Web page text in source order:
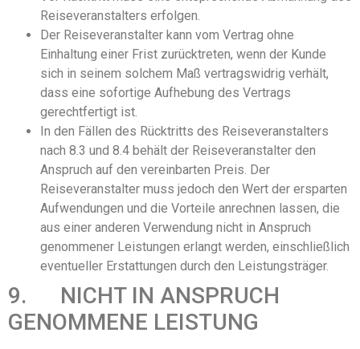
Reiseveranstalters erfolgen.
Der Reiseveranstalter kann vom Vertrag ohne
Einhaltung einer Frist zurücktreten, wenn der Kunde
sich in seinem solchem Maß vertragswidrig verhält,
dass eine sofortige Aufhebung des Vertrags
gerechtfertigt ist.
In den Fällen des Rücktritts des Reiseveranstalters
nach 8.3 und 8.4 behält der Reiseveranstalter den
Anspruch auf den vereinbarten Preis. Der
Reiseveranstalter muss jedoch den Wert der ersparten
Aufwendungen und die Vorteile anrechnen lassen, die
aus einer anderen Verwendung nicht in Anspruch
genommener Leistungen erlangt werden, einschließlich
eventueller Erstattungen durch den Leistungsträger.
9. NICHT IN ANSPRUCH
GENOMMENE LEISTUNG